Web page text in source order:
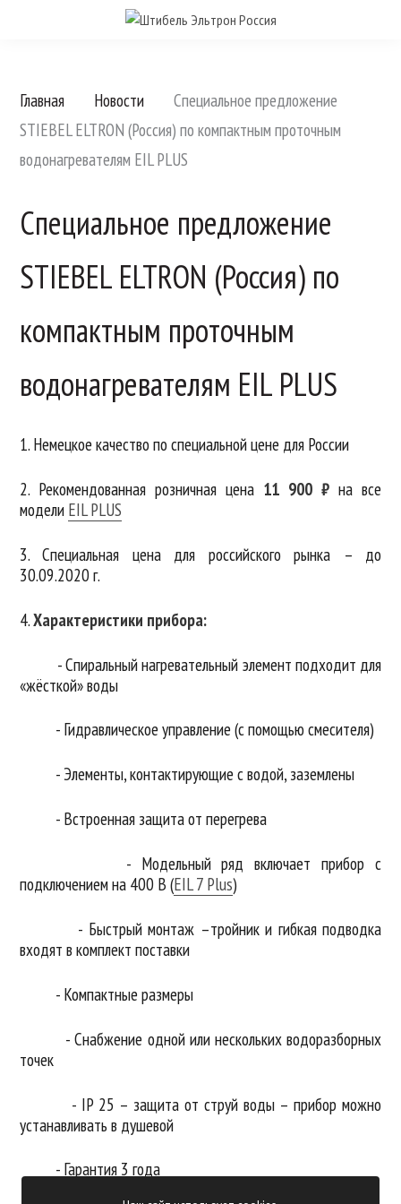
Главная Новости
Специальное предложение
STIEBEL ELTRON (Россия) по компактным проточным
водонагревателям EIL PLUS
Специальное предложение
STIEBEL ELTRON (Россия) по
компактным проточным
водонагревателям EIL PLUS
1. Немецкое качество по специальной цене для России
2. Рекомендованная розничная цена 11 900 ₽ на все
модели EIL PLUS
3. Специальная цена для российского рынка – до
30.09.2020 г.
4.Характеристики прибора:
- Спиральный нагревательный элемент подходит для
«жёсткой» воды
- Гидравлическое управление (с помощью смесителя)
- Элементы, контактирующие с водой, заземлены
- Встроенная защита от перегрева
- Модельный ряд включает прибор с
подключением на 400 В (EIL 7 Plus)
- Быстрый монтаж –тройник и гибкая подводка
входят в комплект поставки
- Компактные размеры
- Снабжение одной или нескольких водоразборных
точек
- IP 25 – защита от струй воды – прибор можно
устанавливать в душевой
- Гарантия 3 года